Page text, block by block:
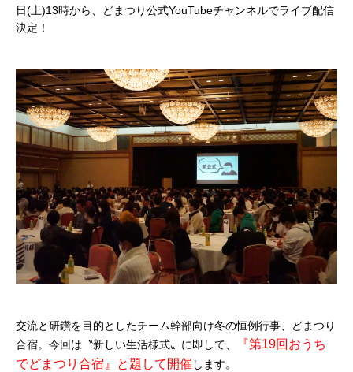
日(土)13時から、どまつり公式YouTubeチャンネルでライブ配信
決定！
交流と研鑽を目的としたチーム幹部向け冬の恒例行事、どまつり
合宿。今回は〝新しい生活様式〟に即して、
『第19回おうち
でどまつり合宿』と題して開催 します。